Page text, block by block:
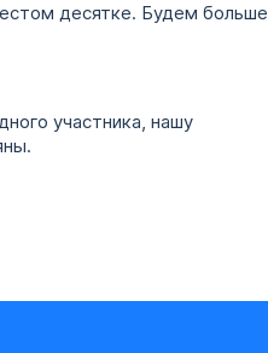
десятке. Будем больше
участника, нашу